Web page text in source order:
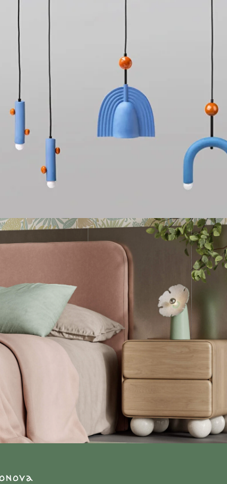
ПОДВЕСНЫЕ СВЕТИЛЬНИКИ
светильники из керамики
НАСТОЛЬНЫЕ ЛАМПЫ
настольные лампы